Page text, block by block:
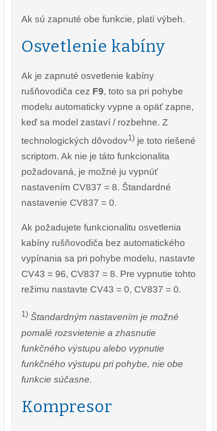
Ak sú zapnuté obe funkcie, platí výbeh.
Osvetlenie kabíny
Ak je zapnuté osvetlenie kabíny
rušňovodiča cez F9, toto sa pri pohybe
modelu automaticky vypne a opäť zapne,
keď sa model zastaví / rozbehne. Z
technologických dôvodov1) je toto riešené
scriptom. Ak nie je táto funkcionalita
požadovaná, je možné ju vypnúť
nastavením CV837 = 8. Štandardné
nastavenie CV837 = 0.
Ak požadujete funkcionalitu osvetlenia
kabíny rušňovodiča bez automatického
vypínania sa pri pohybe modelu, nastavte
CV43 = 96, CV837 = 8. Pre vypnutie tohto
režimu nastavte CV43 = 0, CV837 = 0.
1) Štandardným nastavením je možné
pomalé rozsvietenie a zhasnutie
funkčného výstupu alebo vypnutie
funkčného výstupu pri pohybe, nie obe
funkcie súčasne.
Kompresor